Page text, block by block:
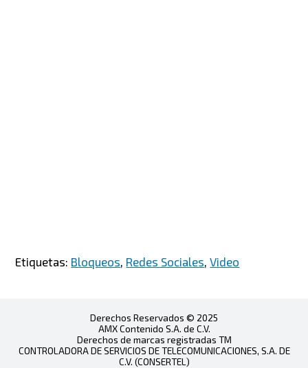
Etiquetas: Bloqueos Redes Sociales ,Video
Derechos Reservados © 2025
AMX Contenido S.A. de C.V.
Derechos de marcas registradas TM
CONTROLADORA DE SERVICIOS DE TELECOMUNICACIONES, S.A. DE
C.V. (CONSERTEL)